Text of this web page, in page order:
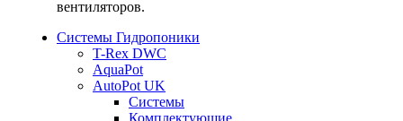
вентиляторов.
Системы Гидропоники
T-Rex DWC
AquaPot
AutoPot UK
Системы
Комплектующие